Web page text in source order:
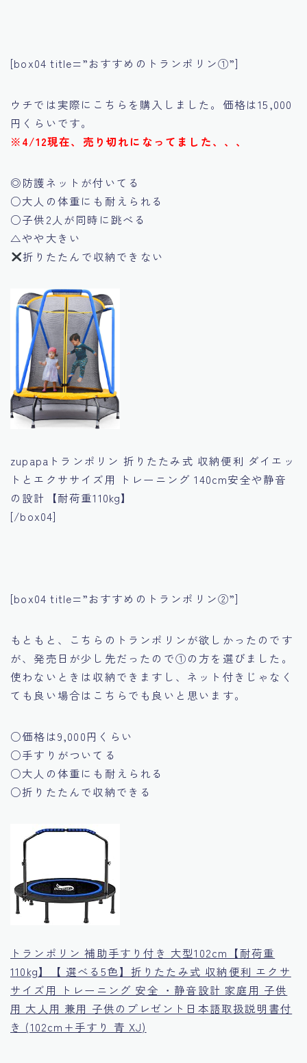
[box04 title=”おすすめのトランポリン①”]
ウチでは実際にこちらを購入しました。価格は15,000
円くらいです。
※4/12現在、売り切れになってました、、、
◎防護ネットが付いてる
○大人の体重にも耐えられる
○子供2人が同時に跳べる
△やや大きい
折りたたんで収納できない
zupapaトランポリン 折りたたみ式 収納便利 ダイエッ
トとエクササイズ用 トレーニング 140cm安全や静音
の設計【耐荷重110kg】
[/box04]
[box04 title=”おすすめのトランポリン②”]
もともと、こちらのトランポリンが欲しかったのです
が、発売日が少し先だったので①の方を選びました。
使わないときは収納できますし、ネット付きじゃなく
ても良い場合はこちらでも良いと思います。
○価格は9,000円くらい
○手すりがついてる
○大人の体重にも耐えられる
○折りたたんで収納できる
トランポリン 補助手すり付き 大型102cm【耐荷重
110kg】【 選べる5色】折りたたみ式 収納便利 エクサ
サイズ用 トレーニング 安全 ・静音設計 家庭用 子供
用 大人用 兼用 子供のプレゼント日本語取扱説明書付
き (102cm+手すり 青 XJ)